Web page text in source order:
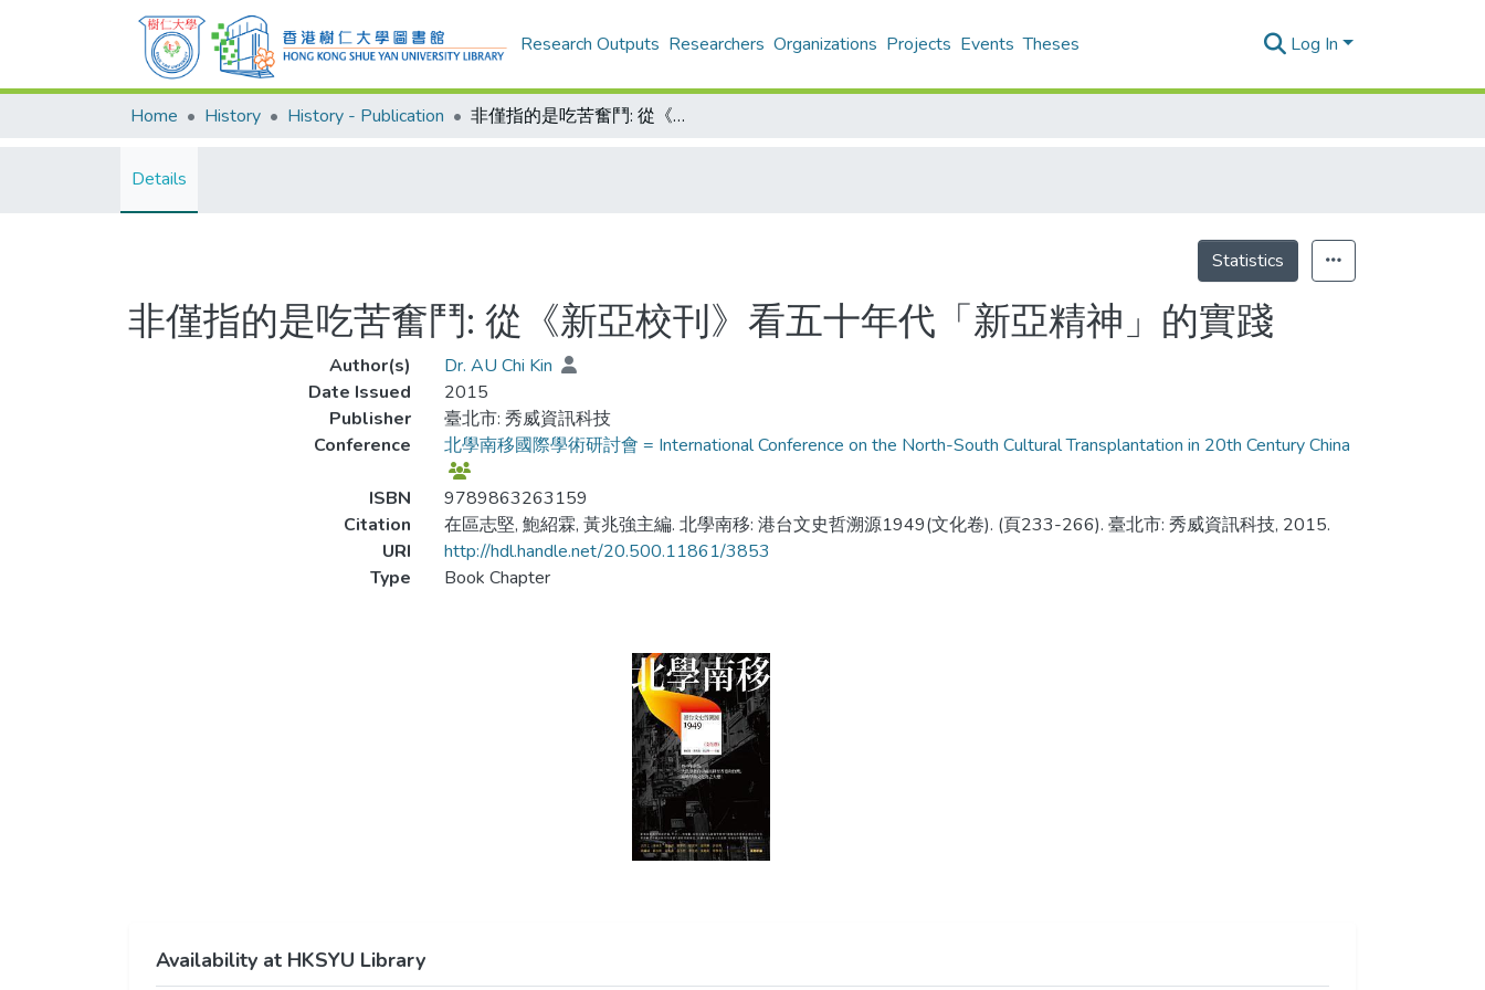
Research Outputs Researchers Organizations Projects Events Theses Log In
Home History History - Publication 非僅指的是吃苦奮鬥: 從《新亞校刊》看五十年代「新亞精神」的實踐
Details
Statistics
非僅指的是吃苦奮鬥: 從《新亞校刊》看五十年代「新亞精神」的實踐
Author(s)
Dr. AU Chi Kin
Date Issued
2015
Publisher
臺北市: 秀威資訊科技
Conference
北學南移國際學術研討會 = International Conference on the North-South Cultural Transplantation in 20th Century China
ISBN
9789863263159
Citation
在區志堅, 鮑紹霖, 黃兆強主編. 北學南移: 港台文史哲溯源1949(文化卷). (頁233-266). 臺北市: 秀威資訊科技, 2015.
URI
http://hdl.handle.net/20.500.11861/3853
Type
Book Chapter
Availability at HKSYU Library